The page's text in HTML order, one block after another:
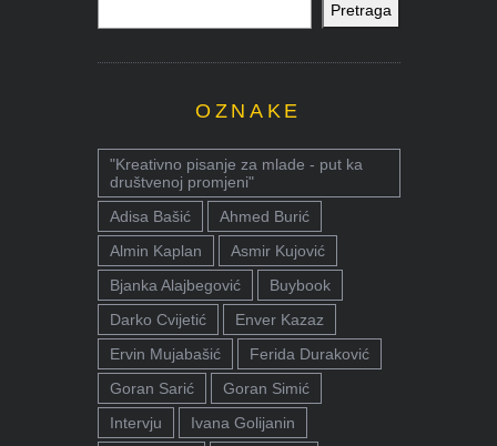
Pretraga
OZNAKE
"Kreativno pisanje za mlade - put ka
društvenoj promjeni"
Adisa Bašić
Ahmed Burić
Almin Kaplan
Asmir Kujović
Bjanka Alajbegović
Buybook
Darko Cvijetić
Enver Kazaz
Ervin Mujabašić
Ferida Duraković
Goran Sarić
Goran Simić
Intervju
Ivana Golijanin